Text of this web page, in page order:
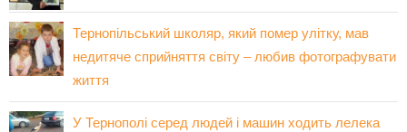
Тернопільський школяр, який помер улітку, мав
недитяче сприйняття світу – любив фотографувати
життя
У Тернополі серед людей і машин ходить лелека